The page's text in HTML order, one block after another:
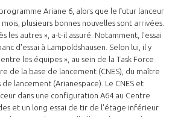
Ariane 6, alors que le futur lanceur
plusieurs bonnes nouvelles sont arrivées.
les autres », a-t-il assuré. Notamment, l'essai
d'essai à Lampoldshausen. Selon lui, il y
les équipes », au sein de la Task Force
de la base de lancement (CNES), du maître
lancement (Arianespace). Le CNES et
dans une configuration A64 au Centre
et un long essai de tir de l'étage inférieur